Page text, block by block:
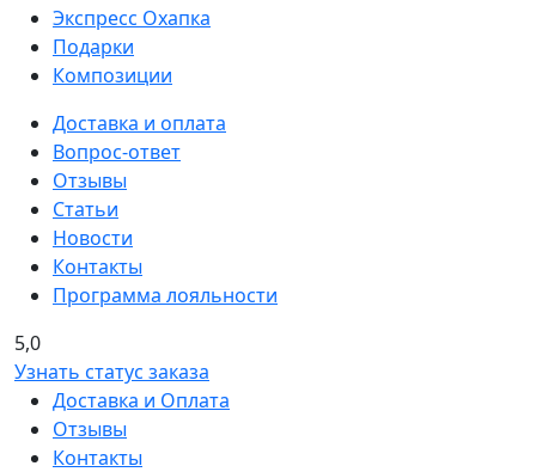
Экспресс Охапка
Подарки
Композиции
Доставка и оплата
Вопрос-ответ
Отзывы
Статьи
Новости
Контакты
Программа лояльности
5,0
Узнать статус заказа
Доставка и Оплата
Отзывы
Контакты